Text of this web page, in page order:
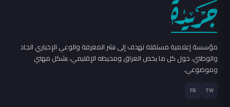
مؤسسة إعلامية مستقلة تهدف إلى نشر المعرفة والوعي الإخباري الجاد
والوطني، حول كل ما يخص العراق ومحيطه الإقليمي، بشكل مهني
وموضوعي.
TW
FB